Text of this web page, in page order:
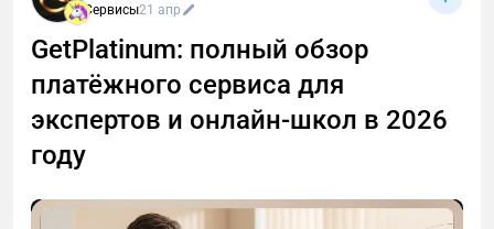
Сервисы21 апр
GetPlatinum: полный обзор
платёжного сервиса для
экспертов и онлайн-школ в 2026
году